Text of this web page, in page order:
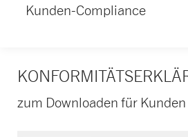
Kunden-Compliance
zum Downloaden für Kunden